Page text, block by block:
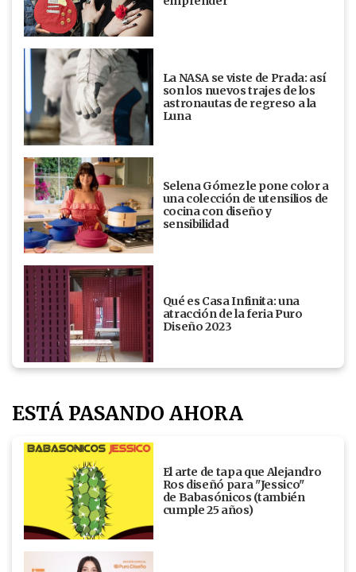
La NASA se viste de Prada: así
son los nuevos trajes de los
astronautas de regreso a la
Luna
Selena Gómez le pone color a
una colección de utensilios de
cocina con diseño y
sensibilidad
Qué es Casa Infinita: una
atracción de la feria Puro
Diseño 2023
ESTÁ PASANDO AHORA
El arte de tapa que Alejandro
Ros diseñó para "Jessico"
de Babasónicos (también
cumple 25 años)